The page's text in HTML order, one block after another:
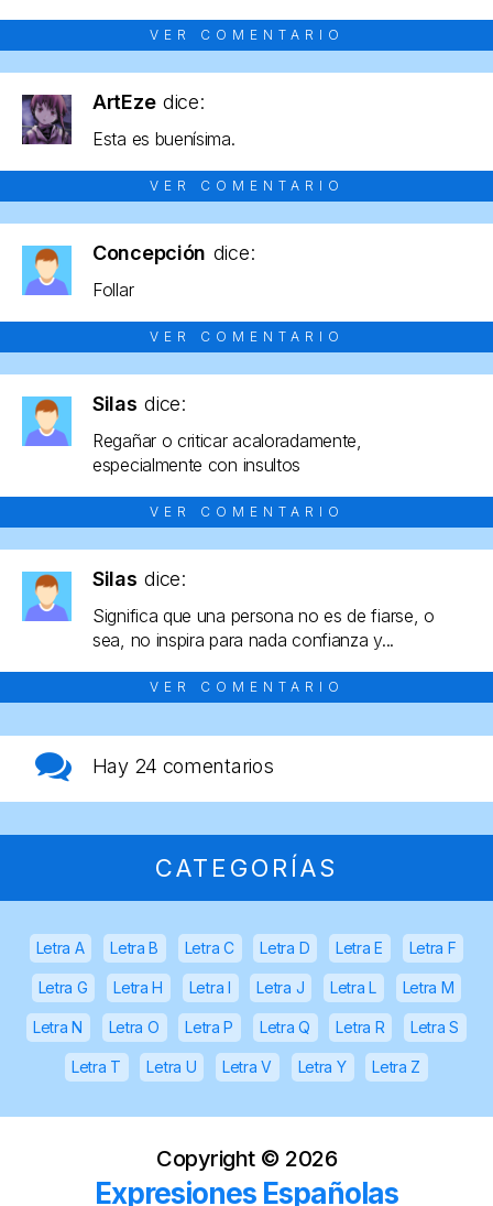
VER COMENTARIO
ArtEze dice:
Esta es buenísima.
VER COMENTARIO
Concepción dice:
Follar
VER COMENTARIO
Silas dice:
Regañar o criticar acaloradamente,
especialmente con insultos
VER COMENTARIO
Silas dice:
Significa que una persona no es de fiarse, o
sea, no inspira para nada confianza y...
VER COMENTARIO
Hay 24 comentarios
CATEGORÍAS
Letra A Letra B Letra C Letra D Letra E Letra F
Letra G Letra H Letra I Letra J Letra L Letra M
Letra N Letra O Letra P Letra Q Letra R Letra S
Letra T Letra U Letra V Letra Y Letra Z
Copyright © 2026
Expresiones Españolas